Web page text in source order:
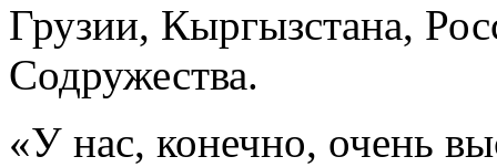
Грузии, Кыргызстана,
Содружества.
«У нас, конечно, очень